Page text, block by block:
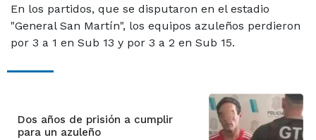
En los partidos, que se disputaron en el estadio
"General San Martín", los equipos azuleños perdieron
por 3 a 1 en Sub 13 y por 3 a 2 en Sub 15.
Dos años de prisión a cumplir
para un azuleño